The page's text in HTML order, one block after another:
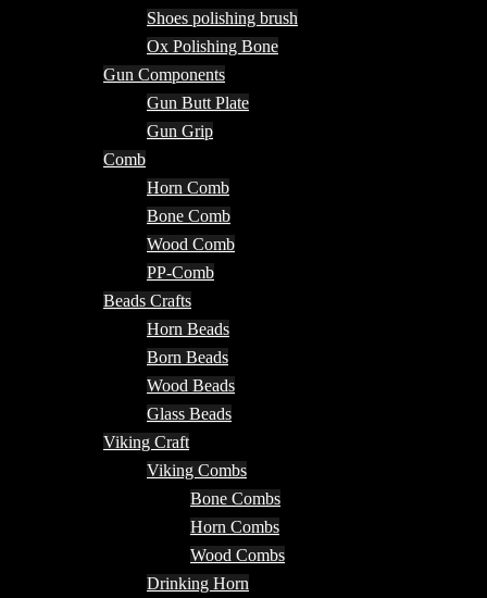
Shoes polishing brush
Ox Polishing Bone
Gun Components
Gun Butt Plate
Gun Grip
Comb
Horn Comb
Bone Comb
Wood Comb
PP-Comb
Beads Crafts
Horn Beads
Born Beads
Wood Beads
Glass Beads
Viking Craft
Viking Combs
Bone Combs
Horn Combs
Wood Combs
Drinking Horn